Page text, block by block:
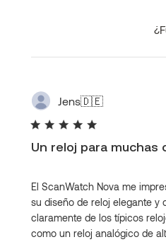
Jens🇩🇪
Un reloj para muchas
El ScanWatch Nova me
su diseño de reloj elegante y
claramente de los típicos
como un reloj analógico de